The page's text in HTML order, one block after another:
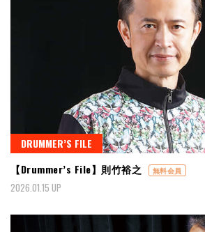
DRUMMER’S FILE
【Drummer’s File】則竹裕之
無料会員
2026.01.15 UP